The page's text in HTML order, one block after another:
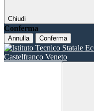
Chiudi
Conferma
Annulla Conferma